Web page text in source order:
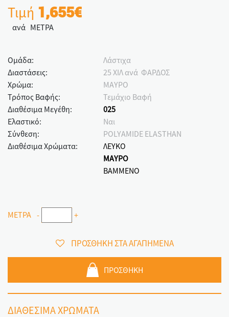
Τιμή 1,655€
ανά ΜΕΤΡΑ
Ομάδα:
Λάστιχα
Διαστάσεις:
25 ΧΙΛ ανά ΦΑΡΔΟΣ
Χρώμα:
ΜΑΥΡΟ
Τρόπος Βαφής:
Τεμάχιο Βαφή
Διαθέσιμα Μεγέθη:
025
Ελαστικό:
Ναι
Σύνθεση:
POLYAMIDE ELASTHAN
Διαθέσιμα Χρώματα:
ΛΕΥΚΟ
ΜΑΥΡΟ
ΒΑΜΜΕΝΟ
ΜΕΤΡΑ - +
ΠΡΟΣΘΗΚΗ ΣΤΑ ΑΓΑΠΗΜΕΝΑ
ΠΡΟΣΘΗΚΗ
ΔΙΑΘΕΣΙΜΑ ΧΡΩΜΑΤΑ